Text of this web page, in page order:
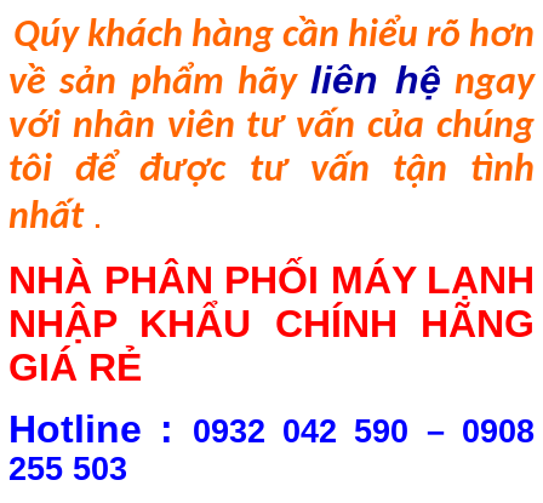
Qúy khách hàng cần hiểu rõ hơn
về sản phẩm hãyliên hệ ngay
với nhân viên tư vấn của chúng
tôi để được tư vấn tận tình
nhất .
NHÀ PHÂN PHỐI MÁY LẠNH
NHẬP KHẨU CHÍNH HÃNG
GIÁ RẺ
Hotline :
0932 042 590 – 0908
255 503